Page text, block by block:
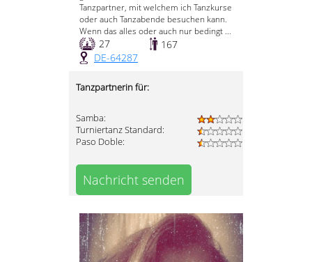
Tanzpartner, mit welchem ich Tanzkurse
oder auch Tanzabende besuchen kann.
Wenn das alles oder auch nur bedingt ...
27
167
DE-64287
Tanzpartnerin für:
Samba:
Turniertanz Standard:
Paso Doble:
Nachricht senden